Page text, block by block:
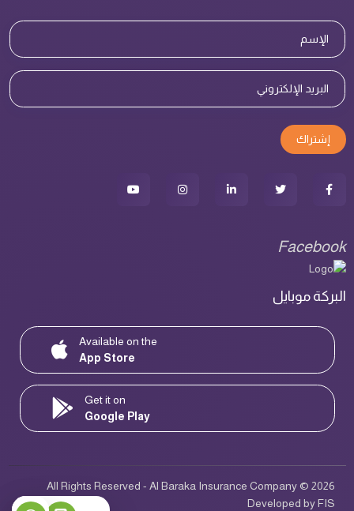
إشتراك
Facebook
البركة موبايل
Available on the
App Store
Get it on
Google Play
All Rights Reserved - Al Baraka Insurance Company © 2026
Developed byFIS